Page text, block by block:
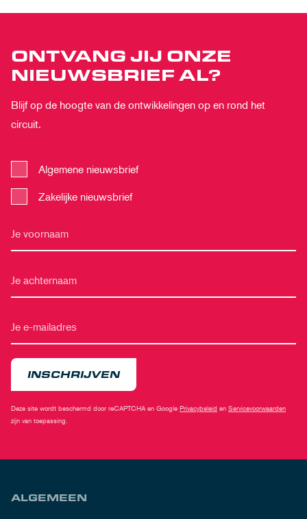
ONTVANG JIJ ONZE
NIEUWSBRIEF AL?
Blijf op de hoogte van de ontwikkelingen op en rond het
circuit.
Algemene nieuwsbrief
Zakelijke nieuwsbrief
INSCHRIJVEN
Deze site wordt beschermd door reCAPTCHA en Google Privacybeleid en Servicevoorwaarden
zijn van toepassing.
ALGEMEEN